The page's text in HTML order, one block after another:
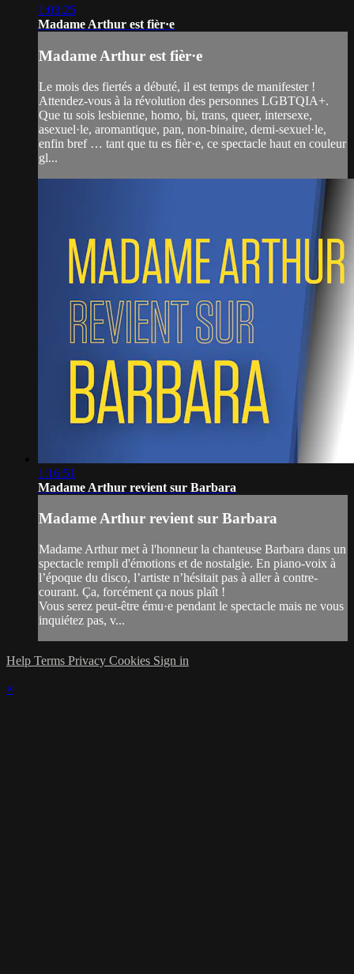
1:03:25
Madame Arthur est fièr·e
Madame Arthur est fièr·e
Le mois des fiertés a débuté, il est temps de manifester !
Attendez-vous à la révolution des personnes LGBTQIA+.
Que tu sois lesbienne, homo, bi, trans, queer, intersexe,
asexuel·le, aromantique, pan, non-binaire, demi-sexuel·le,
enfin bref … tant que tu es fièr·e, ce spectacle haut en couleur
gl...
1:16:51
Madame Arthur revient sur Barbara
Madame Arthur revient sur Barbara
Madame Arthur met à l'honneur la chanteuse Barbara dans un
spectacle rempli d'émotions et de nostalgie. En piano-voix à
l’époque du disco, l’artiste n’hésitait pas à aller à contre-
courant. Ça, forcément ça nous plaît !
Vous serez peut-être ému·e pendant le spectacle mais ne vous
inquiétez pas, v...
Help Terms Privacy Cookies Sign in
×